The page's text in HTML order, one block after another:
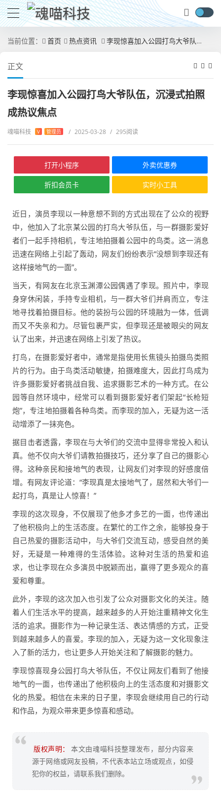
当前位置： 首页 热点资讯 李现惊喜加入公园打鸟大爷队伍，沉浸式拍照成热议焦点
正文
李现惊喜加入公园打鸟大爷队伍，沉浸式拍照
成热议焦点
魂喵科技 V 管理员 / 2025-03-28 / 295阅读
打开小程序 外卖优惠券
折扣会员卡 实时小工具
近日，演员李现以一种意想不到的方式出现在了公众的视野
中，他加入了北京某公园的打鸟大爷队伍，与一群摄影爱好
者们一起手持相机，专注地拍摄着公园中的鸟类。这一消息
迅速在网络上引起了轰动，网友们纷纷表示“没想到李现还有
这样接地气的一面”。
当天，有网友在北京玉渊潭公园偶遇了李现。照片中，李现
身穿休闲装，手持专业相机，与一群大爷们并肩而立，专注
地寻找着拍摄目标。他的装扮与公园的环境融为一体，低调
而又不失亲和力。尽管包裹严实，但李现还是被眼尖的网友
认了出来，并迅速在网络上引发了热议。
打鸟，在摄影爱好者中，通常是指使用长焦镜头拍摄鸟类照
片的行为。由于鸟类活动敏捷，拍摄难度大，因此打鸟成为
许多摄影爱好者挑战自我、追求摄影艺术的一种方式。在公
园等自然环境中，经常可以看到摄影爱好者们架起“长枪短
炮”，专注地拍摄着各种鸟类。而李现的加入，无疑为这一活
动增添了一抹亮色。
据目击者透露，李现在与大爷们的交流中显得非常投入和认
真。他不仅向大爷们请教拍摄技巧，还分享了自己的摄影心
得。这种亲民和接地气的表现，让网友们对李现的好感度倍
增。有网友评论道：“李现真是太接地气了，居然和大爷们一
起打鸟，真是让人惊喜！”
李现的这次现身，不仅展现了他多才多艺的一面，也传递出
了他积极向上的生活态度。在繁忙的工作之余，能够投身于
自己热爱的摄影活动中，与大爷们交流互动，感受自然的美
好，无疑是一种难得的生活体验。这种对生活的热爱和追
求，也让李现在众多演员中脱颖而出，赢得了更多观众的喜
爱和尊重。
此外，李现的这次加入也引发了公众对摄影文化的关注。随
着人们生活水平的提高，越来越多的人开始注重精神文化生
活的追求。摄影作为一种记录生活、表达情感的方式，正受
到越来越多人的喜爱。李现的加入，无疑为这一文化现象注
入了新的活力，也让更多人开始关注和了解摄影的魅力。
李现惊喜现身公园打鸟大爷队伍，不仅让网友们看到了他接
地气的一面，也传递出了他积极向上的生活态度和对摄影文
化的热爱。相信在未来的日子里，李现会继续用自己的行动
和作品，为观众带来更多惊喜和感动。
版权声明：
本文由魂喵科技整理发布，部分内容来
源于网络或网友投稿，不代表本站立场或观点，如侵
犯你的权益，请联系我们删除。